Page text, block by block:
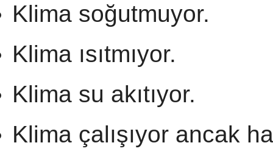
Klima soğutmuyor.
Klima ısıtmıyor.
Klima su akıtıyor.
Klima çalışıyor ancak